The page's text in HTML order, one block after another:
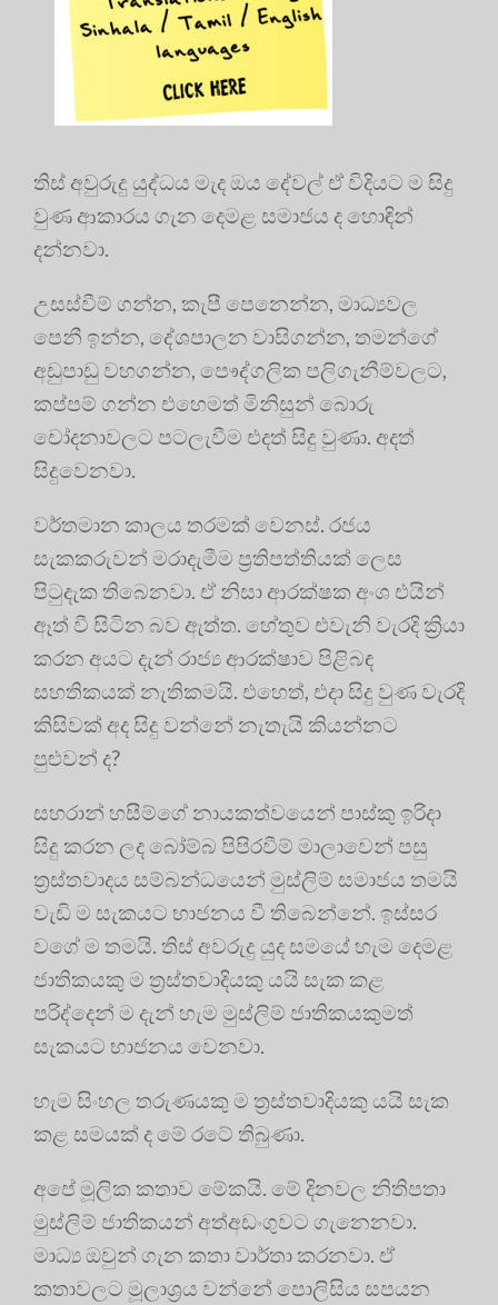
තිස් අවුරුදු යුද්ධය මැද ඔය දේවල් ඒ විදියට ම සිදු
වුණ ආකාරය ගැන දෙමළ සමාජය ද හොඳින්
දන්නවා.
උසස්වීම් ගන්න, කැපී පෙනෙන්න, මාධ්‍යවල
පෙනී ඉන්න, දේශපාලන වාසිගන්න, තමන්ගේ
අඩුපාඩු වහගන්න, පෞද්ගලික පලිගැනීම්වලට,
කප්පම් ගන්න එහෙමත් මිනිසුන් බොරු
චෝදනාවලට පටලැවීම එදත් සිදු වුණා. අදත්
සිදුවෙනවා.
වර්තමාන කාලය තරමක් වෙනස්. රජය
සැකකරුවන් මරාදැමීම ප්‍රතිපත්තියක් ලෙස
පිටුදැක තිබෙනවා. ඒ නිසා ආරක්ෂක අංශ එයින්
ඈත් වී සිටින බව ඇත්ත. හේතුව එවැනි වැරදි ක්‍රියා
කරන අයට දැන් රාජ්‍ය ආරක්ෂාව පිළිබඳ
සහතිකයක් නැතිකමයි. එහෙත්, එදා සිදු වුණ වැරදි
කිසිවක් අද සිදු වන්නේ නැතැයි කියන්නට
පුළුවන් ද?
සහරාන් හසීම්ගේ නායකත්වයෙන් පාස්කු ඉරිදා
සිදු කරන ලද බෝම්බ පිපිරවීම් මාලාවෙන් පසු
ත්‍රස්තවාදය සම්බන්ධයෙන් මුස්ලිම් සමාජය තමයි
වැඩි ම සැකයට භාජනය වී තිබෙන්නේ. ඉස්සර
වගේ ම තමයි. තිස් අවරුදු යුද සමයේ හැම දෙමළ
ජාතිකයකු ම ත්‍රස්තවාදියකු යයි සැක කළ
පරිද්දෙන් ම දැන් හැම මුස්ලිම් ජාතිකයකුමත්
සැකයට භාජනය වෙනවා.
හැම සිංහල තරුණයකු ම ත්‍රස්තවාදියකු යයි සැක
කළ සමයක් ද මේ රටේ තිබුණා.
අපේ මූලික කතාව මේකයි. මේ දිනවල නිතිපතා
මුස්ලිම් ජාතිකයන් අත්අඩංගුවට ගැනෙනවා.
මාධ්‍ය ඔවුන් ගැන කතා වාර්තා කරනවා. ඒ
කතාවලට මූලාශ්‍රය වන්නේ පොලිසිය සපයන